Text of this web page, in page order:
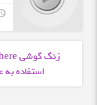
زنگ گوشی anywhere با فرمت
استفاده